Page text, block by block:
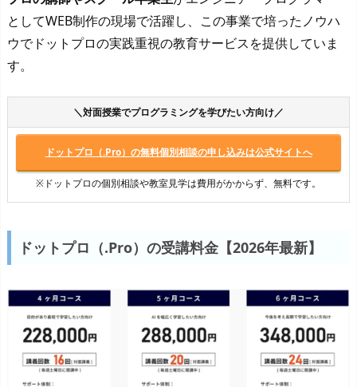
としてWEB制作の現場で活躍し、この事業で培ったノウハ
ウでドットプロの実践重視の教育サービスを提供していま
す。
＼対面授業でプログラミングを学びたい方向け／
ドットプロ（.Pro）の無料個別相談の申し込みは公式サイトへ
※ドットプロの個別相談や教室見学は費用がかからず、無料です。
ドットプロ（.Pro）の受講料金【2026年最新】